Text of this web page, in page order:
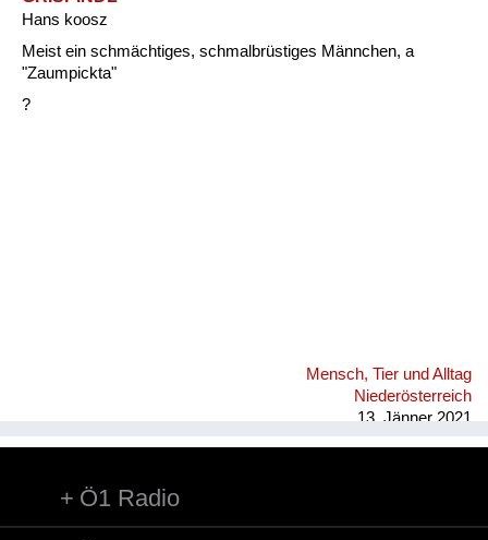
Hans koosz
Meist ein schmächtiges, schmalbrüstiges Männchen, a
"Zaumpickta"
?
Mensch, Tier und Alltag
Niederösterreich
13. Jänner 2021
Ö1 Radio